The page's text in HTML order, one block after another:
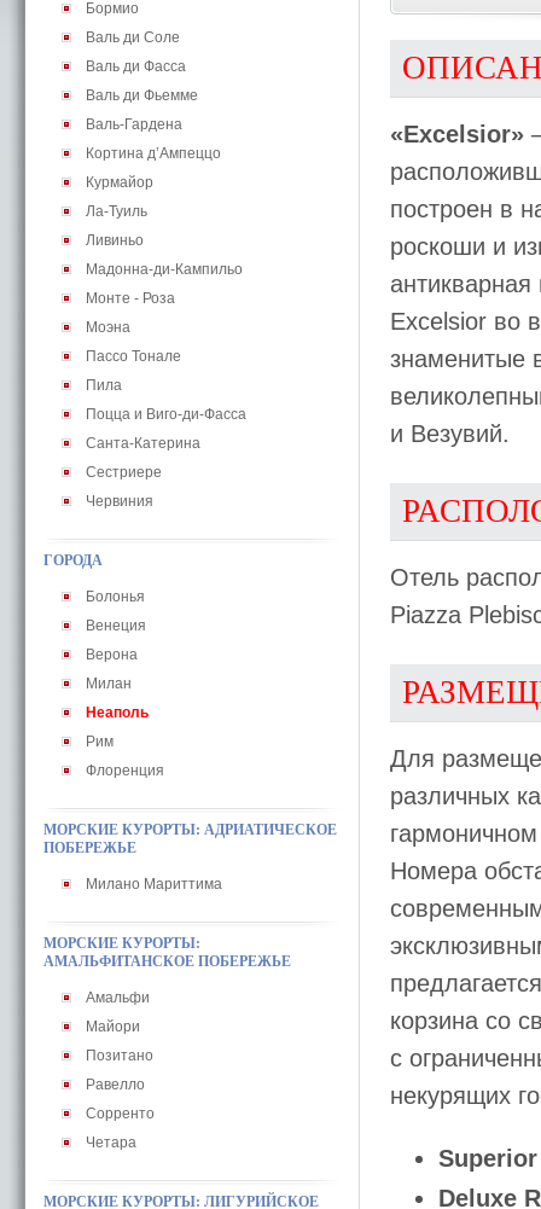
Бормио
Валь ди Соле
Валь ди Фасса
Валь ди Фьемме
Валь-Гардена
Кортина д’Ампеццо
Курмайор
Ла-Туиль
Ливиньо
Мадонна-ди-Кампильо
Монте - Роза
Моэна
Пассо Тонале
Пила
Поцца и Виго-ди-Фасса
Санта-Катерина
Сестриере
Червиния
ГОРОДА
Болонья
Венеция
Верона
Милан
Неаполь
Рим
Флоренция
МОРСКИЕ КУРОРТЫ: АДРИАТИЧЕСКОЕ
ПОБЕРЕЖЬЕ
Милано Мариттима
МОРСКИЕ КУРОРТЫ:
АМАЛЬФИТАНСКОЕ ПОБЕРЕЖЬЕ
Амальфи
Майори
Позитано
Равелло
Сорренто
Четара
МОРСКИЕ КУРОРТЫ: ЛИГУРИЙСКОЕ
«Excelsior»
построен в
роскоши и
Excelsior во
знаменитые
и Везувий.
Отель
Piazza
Для
различных
гармоничном
Номера
корзина со
с
некурящих
Deluxe